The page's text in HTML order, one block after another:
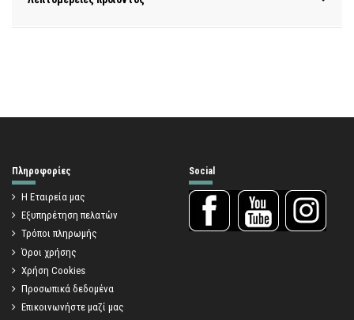
Πληροφορίες
Η Εταιρεία μας
Εξυπηρέτηση πελατών
Τρόποι πληρωμής
Όροι χρήσης
Χρήση Cookies
Προσωπικά δεδομένα
Επικοινωνήστε μαζί μας
Social